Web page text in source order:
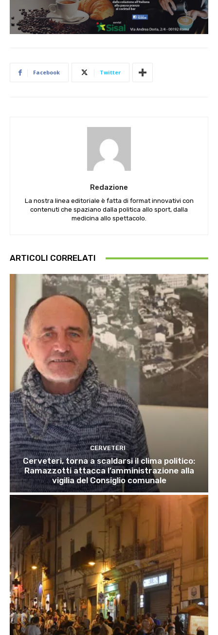
Facebook Twitter
Redazione
La nostra linea editoriale è fatta di format innovativi con
contenuti che spaziano dalla politica allo sport, dalla
medicina allo spettacolo.
ARTICOLI CORRELATI
CERVETERI
Cerveteri, torna a scaldarsi il clima politico:
Ramazzotti attacca l’amministrazione alla
vigilia del Consiglio comunale